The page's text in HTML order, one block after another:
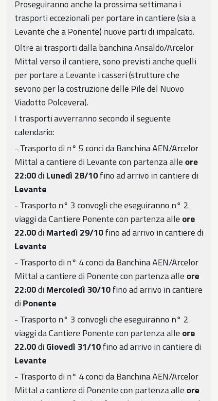
Proseguiranno anche la prossima settimana i
trasporti eccezionali per portare in cantiere (sia a
Levante che a Ponente) nuove parti di impalcato.
Oltre ai trasporti dalla banchina Ansaldo/Arcelor
Mittal verso il cantiere, sono previsti anche quelli
per portare a Levante i casseri (strutture che
sevono per la costruzione delle Pile del Nuovo
Viadotto Polcevera).
I trasporti avverranno secondo il seguente
calendario:
- Trasporto di n° 5 conci da Banchina AEN/Arcelor
Mittal a cantiere di Levante con partenza alle ore
22:00diLunedì 28/10fino ad arrivo in cantiere di
Levante
- Trasporto n° 3 convogli che eseguiranno n° 2
viaggi da Cantiere Ponente con partenza alle ore
22.00diMartedì 29/10fino ad arrivo in cantiere di
Levante
- Trasporto di n° 4 conci da Banchina AEN/Arcelor
Mittal a cantiere di Ponente con partenza alle ore
22:00diMercoledì 30/10fino ad arrivo in cantiere
diPonente
- Trasporto n° 3 convogli che eseguiranno n° 2
viaggi da Cantiere Ponente con partenza alle ore
22.00diGiovedì 31/10fino ad arrivo in cantiere di
Levante
- Trasporto di n° 4 conci da Banchina AEN/Arcelor
Mittal a cantiere di Ponente con partenza alle ore